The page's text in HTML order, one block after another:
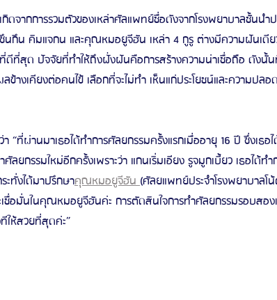
ดจากการรวมตัวของเหล่าศัลแพทย์ชื่อดังจากโรงพยาบาลชั้นนำ
น คิมแจกน และคุณหมอยูจีฮัน เหล่า 4 กูรู ต่างมีความฝันเดีย
ดีที่สุด ปัจจัยที่ทำให้ถึงฝั่งฝันคือการสร้างความน่าเชื่อถือ ดังนั้น
ลข้างเคียงต่อคนไข้ เลือกที่จะไม่ทำ เห็นแก่ประโยชน์และความป
า “ที่ผ่านมาเธอได้ทำการศัลยกรรมครั้งแรกเมื่ออายุ 16 ปี ซึ่งเธ
ยกรรมใหม่อีกครั้งเพราะว่า แกนเริ่มเอียง รูจมูกเบี้ยว เธอได้ท
ทั่งได้มาปรึกษาคุณหมอยูจีฮัน (ศัลยแพทย์ประจำโรงพยาบาลโ
ะเชื่อมั่นในคุณหมอยูจีฮันค่ะ การตัดสินใจการทำศัลยกรรมรอบสอ
ให้สวยที่สุดค่ะ”